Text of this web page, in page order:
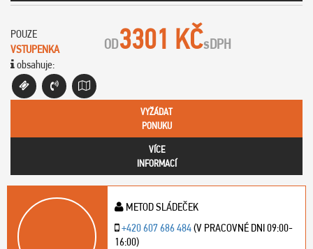
POUZE
VSTUPENKA
obsahuje:
OD3301 KČsDPH
VYŽÁDAT
PONUKU
VÍCE
INFORMACÍ
METOD SLÁDEČEK
+420 607 686 484(V PRACOVNÉ DNI 09:00-
16:00)